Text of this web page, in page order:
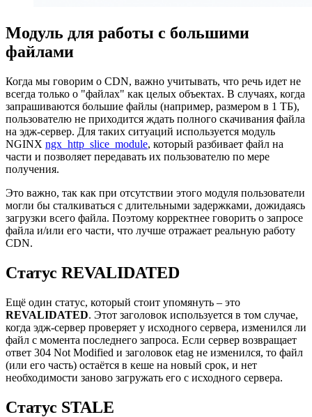
Модуль для работы с большими
файлами
Когда мы говорим о CDN, важно учитывать, что речь идет не
всегда только о "файлах" как целых объектах. В случаях, когда
запрашиваются большие файлы (например, размером в 1 ТБ),
пользователю не приходится ждать полного скачивания файла
на эдж-сервер. Для таких ситуаций используется модуль
NGINX ngx_http_slice_module, который разбивает файл на
части и позволяет передавать их пользователю по мере
получения.
Это важно, так как при отсутствии этого модуля пользователи
могли бы сталкиваться с длительными задержками, дожидаясь
загрузки всего файла. Поэтому корректнее говорить о запросе
файла и/или его части, что лучше отражает реальную работу
CDN.
Статус REVALIDATED
Ещё один статус, который стоит упомянуть – это
REVALIDATED. Этот заголовок используется в том случае,
когда эдж-сервер проверяет у исходного сервера, изменился ли
файл с момента последнего запроса. Если сервер возвращает
ответ 304 Not Modified и заголовок etag не изменился, то файл
(или его часть) остаётся в кеше на новый срок, и нет
необходимости заново загружать его с исходного сервера.
Статус STALE